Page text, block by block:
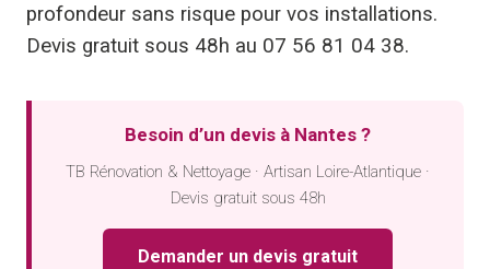
profondeur sans risque pour vos installations.
Devis gratuit sous 48h au 07 56 81 04 38.
Besoin d’un devis à Nantes ?
TB Rénovation & Nettoyage · Artisan Loire-Atlantique ·
Devis gratuit sous 48h
Demander un devis gratuit